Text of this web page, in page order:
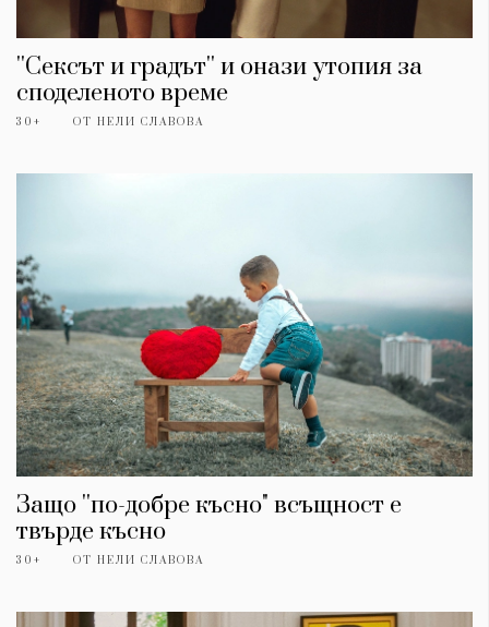
''Сексът и градът'' и онази утопия за
споделеното време
30+ ОТ НЕЛИ СЛАВОВА
Защо ''по-добре късно" всъщност е
твърде късно
30+ ОТ НЕЛИ СЛАВОВА